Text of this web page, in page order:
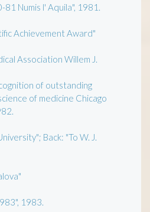
Numis l' Aquila", 1981.
Achievement Award"
Association Willem J.
of outstanding
of medicine Chicago
Back: "To W. J.
1983.